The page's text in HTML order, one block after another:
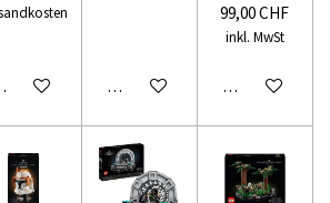
den WarenkorbIn den Warenkorb
99,00 CHF
inkl. MwSt
In den